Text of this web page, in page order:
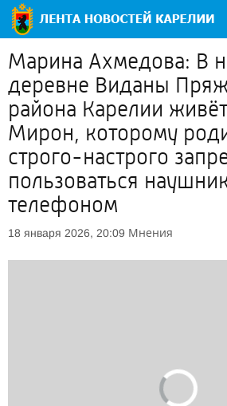
Марина Ахмедова: В
деревне Виданы
района Карелии
Мирон, которому
строго-настрого
пользоваться
телефоном
18 января 2026, 20:09 Мнения